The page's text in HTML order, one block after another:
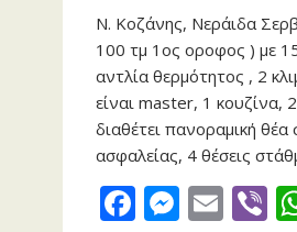
Ν. Κοζάνης, Νεράιδα
100 τμ 1ος οροφος ) με
αντλία θερμότητος , 2
είναι master, 1 κουζίνα,
διαθέτει πανοραμική
ασφαλείας, 4 θέσεις
F M E Vi